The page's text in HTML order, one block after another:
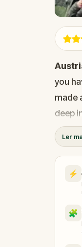
you
made
deep
Could
Step
and
Ler
⚡
🧩